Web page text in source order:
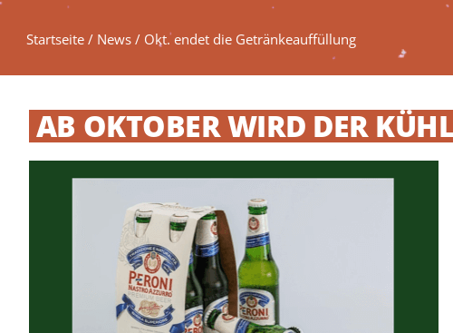
Startseite / News / Okt. endet die Getränkeauffüllung
AB OKTOBER WIRD DER